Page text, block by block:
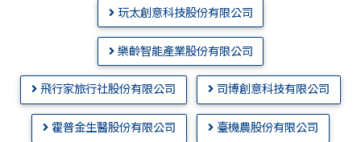
玩太創意科技股份有限公司
樂齡智能產業股份有限公司
飛行家旅行社股份有限公司 司博創意科技有限公司
霍普金生醫股份有限公司 臺機農股份有限公司